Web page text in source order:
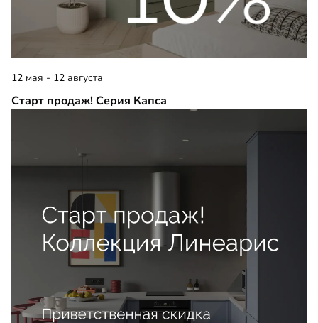
12 мая - 12 августа
Старт продаж! Серия Капса